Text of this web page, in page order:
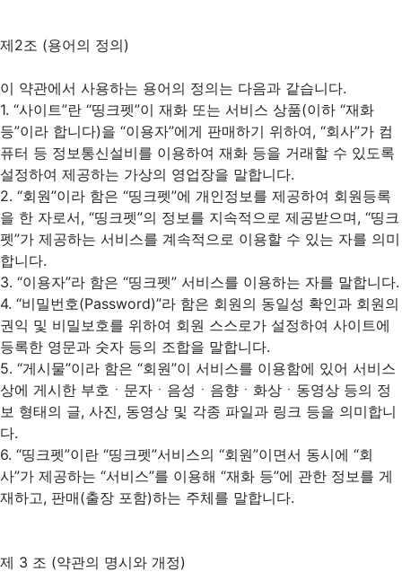
제2조 (용어의 정의)
이 약관에서 사용하는 용어의 정의는 다음과 같습니다.
1. “사이트”란 “띵크펫”이 재화 또는 서비스 상품(이하 “재화
등”이라 합니다)을 “이용자”에게 판매하기 위하여, “회사”가 컴
퓨터 등 정보통신설비를 이용하여 재화 등을 거래할 수 있도록
설정하여 제공하는 가상의 영업장을 말합니다.
2. “회원”이라 함은 “띵크펫”에 개인정보를 제공하여 회원등록
을 한 자로서, “띵크펫”의 정보를 지속적으로 제공받으며, “띵크
펫”가 제공하는 서비스를 계속적으로 이용할 수 있는 자를 의미
합니다.
3. “이용자”라 함은 “띵크펫” 서비스를 이용하는 자를 말합니다.
4. “비밀번호(Password)”라 함은 회원의 동일성 확인과 회원의
권익 및 비밀보호를 위하여 회원 스스로가 설정하여 사이트에
등록한 영문과 숫자 등의 조합을 말합니다.
5. “게시물”이라 함은 “회원”이 서비스를 이용함에 있어 서비스
상에 게시한 부호ㆍ문자ㆍ음성ㆍ음향ㆍ화상ㆍ동영상 등의 정
보 형태의 글, 사진, 동영상 및 각종 파일과 링크 등을 의미합니
다.
6. “띵크펫”이란 “띵크펫”서비스의 “회원”이면서 동시에 “회
사”가 제공하는 “서비스”를 이용해 “재화 등”에 관한 정보를 게
재하고, 판매(출장 포함)하는 주체를 말합니다.
제 3 조 (약관의 명시와 개정)